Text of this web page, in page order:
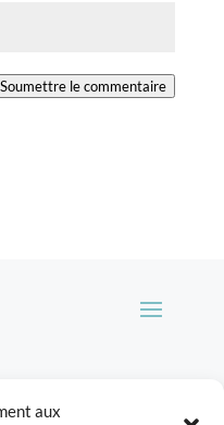
aux
Soumettre le commentaire
Cookismo (articles,